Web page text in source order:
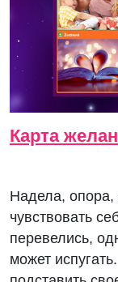
Карта
Надела, опора,
чувствовать
перевелись,
может